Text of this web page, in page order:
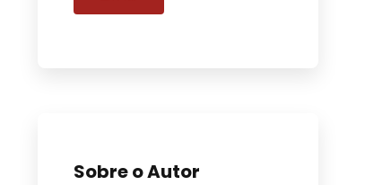
Sobre o Autor